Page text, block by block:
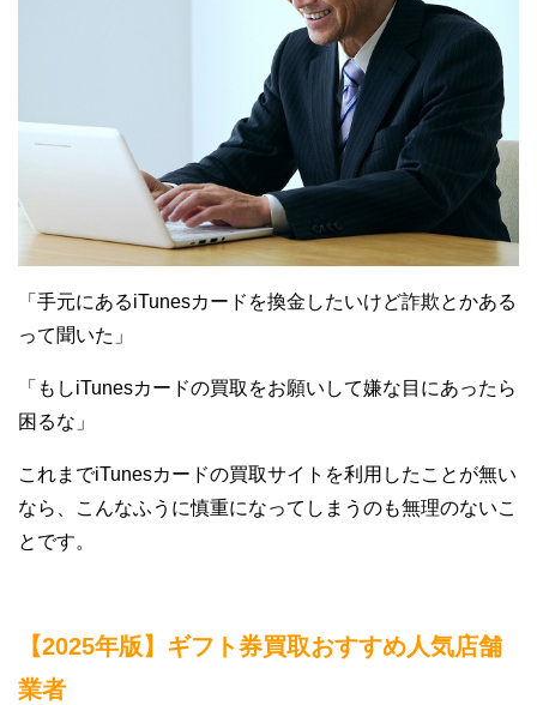
「手元にあるiTunesカードを換金したいけど詐欺とかある
って聞いた」
「もしiTunesカードの買取をお願いして嫌な目にあったら
困るな」
これまでiTunesカードの買取サイトを利用したことが無い
なら、こんなふうに慎重になってしまうのも無理のないこ
とです。
【2025年版】ギフト券買取おすすめ人気店舗
業者